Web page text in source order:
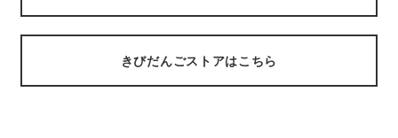
きびだんごストアはこちら